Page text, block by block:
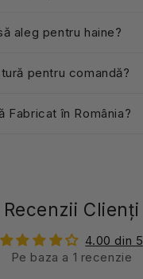
aleg pentru haine?
pentru comandă?
Fabricat în România?
Recenzii Clienți
4.00 din 5
Pe baza a 1 recenzie